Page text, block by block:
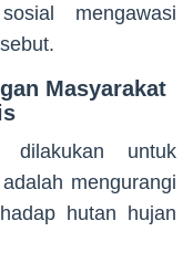
mengawasi
Masyarakat
untuk
mengurangi
hutan hujan